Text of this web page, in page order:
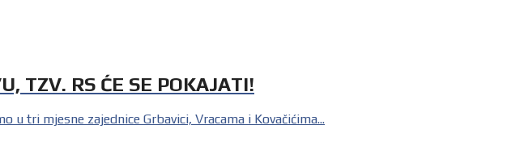
TZV. RS ĆE SE POKAJATI!
u tri mjesne zajednice Grbavici, Vracama i Kovačićima...